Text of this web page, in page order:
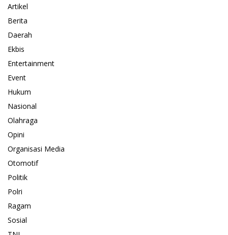
Artikel
Berita
Daerah
Ekbis
Entertainment
Event
Hukum
Nasional
Olahraga
Opini
Organisasi Media
Otomotif
Politik
Polri
Ragam
Sosial